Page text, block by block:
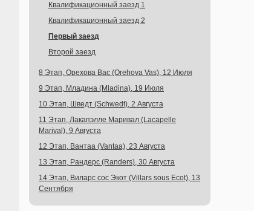
Квалификационный заезд 1
Квалификационный заезд 2
Первый заезд
Второй заезд
8 Этап, Орехова Вас (Orehova Vas), 12 Июля
9 Этап, Младина (Mladina), 19 Июля
10 Этап, Шведт (Schwedt), 2 Августа
11 Этап, Лакапэлле Маривал (Lacapelle
Marival), 9 Августа
12 Этап, Вантаа (Vantaa), 23 Августа
13 Этап, Рандерс (Randers), 30 Августа
14 Этап, Виларс сос Экот (Villars sous Ecot), 13
Сентября